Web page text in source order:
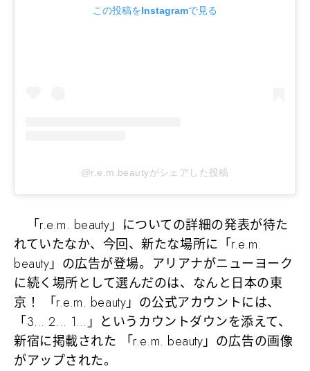
この投稿をInstagramで見る
@r.e.m.beautyがシェアした投稿
「r.e.m. beauty」についての詳細の発表が待た
れていたなか、今回、新たな場所に「r.e.m.
beauty」の広告が登場。アリアナがニューヨーク
に続く場所として選んだのは、なんと日本の東
京！ 「r.e.m. beauty」の公式アカウントには、
「3… 2… 1…」というカウントダウンを添えて、
新宿に掲載された 「r.e.m. beauty」の広告の画像
がアップされた。